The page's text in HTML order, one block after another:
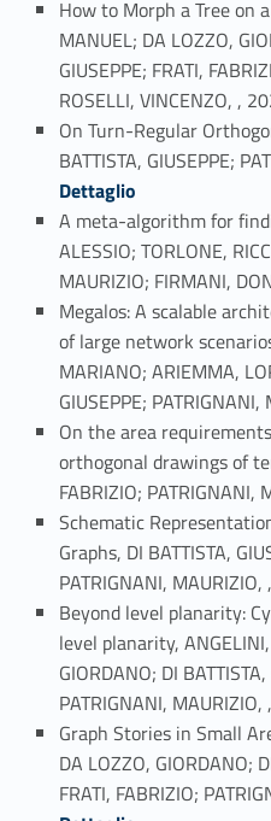
How to Morph a Tree on
MANUEL; DA LOZZO,
GIUSEPPE; FRATI,
ROSELLI, VINCENZO, ,
On Turn-Regular
BATTISTA, GIUSEPPE;
Dettaglio
A meta-algorithm for
ALESSIO; TORLONE,
MAURIZIO; FIRMANI,
Megalos: A scalable
of large network
MARIANO; ARIEMMA,
GIUSEPPE;
On the area
orthogonal drawings of
FABRIZIO; PATRIGNANI,
Schematic
Graphs, DI BATTISTA,
PATRIGNANI, MAURIZIO,
Beyond level planarity:
level planarity,
GIORDANO; DI
PATRIGNANI,
Graph Stories in Small
DA LOZZO, GIORDANO;
FRATI, FABRIZIO;